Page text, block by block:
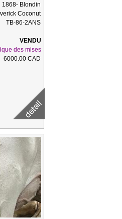
1868- Blondin
Coconut
TB-86-2ANS
des mises
6000.00 CAD